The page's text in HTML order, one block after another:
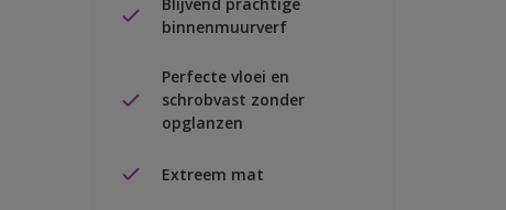
binnenmuurverf
Perfecte vloei en
schrobvast zonder
opglanzen
Extreem mat